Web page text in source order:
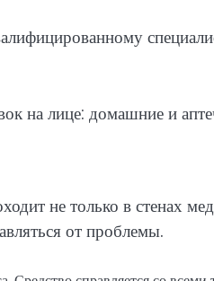
не только в стенах
от проблемы.